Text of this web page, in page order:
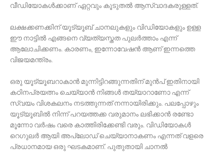
വീഡിയോകള്‍ക്കാണ് ഏറ്റവും കൂടുതല്‍ ആസ്വാദകരുള്ളത്.
ലക്ഷക്കണക്കിന് യൂട്യൂബ് ചാനലുകളും വിഡിയോകളും ഉള്ള
ഈ നാട്ടില്‍ എങ്ങനെ വ്യത്യസ്തത പുലര്‍ത്താം എന്ന്
ആലോചിക്കണം. കാരണം, ഇന്നോവേഷന്‍ ആണ് ഇന്നത്തെ
വിജയമന്ത്രം.
ഒരു യൂട്യൂബറാകാന്‍ മുന്നിട്ടിറങ്ങുന്നതിന് മുന്‍പ് ഇതിനായി
കഠിനപ്രയത്നം ചെയ്യാന്‍ നിങ്ങള്‍ തയ്യാറാണോ എന്ന്
സ്വയം വിശകലനം നടത്തുന്നത് നന്നായിരിക്കും. പലപ്പോഴും
യൂട്യൂബില്‍ നിന്ന് പറയത്തക്ക വരുമാനം ലഭിക്കാന്‍ രണ്ടോ
മൂന്നോ വര്‍ഷം വരെ കാത്തിരിക്കേണ്ടി വരും. വിഡിയോകള്‍
റെഗുലര്‍ ആയി അപ്ലോഡ് ചെയ്യാനാകണം എന്നത് വളരെ
പ്രധാനമായ ഒരു ഘടകമാണ്. പുതുതായി ചാനല്‍